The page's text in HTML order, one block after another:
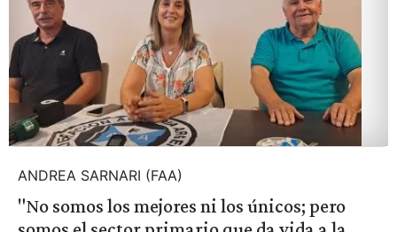
ANDREA SARNARI (FAA)
"No somos los mejores ni los únicos; pero